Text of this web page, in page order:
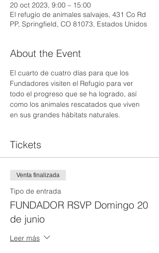
20 oct 2023, 9:00 – 15:00
El refugio de animales salvajes, 431 Co Rd
PP, Springfield, CO 81073, Estados Unidos
About the Event
El cuarto de cuatro días para que los
Fundadores visiten el Refugio para ver
todo el progreso que se ha logrado, así
como los animales rescatados que viven
en sus grandes hábitats naturales.
Tickets
Venta finalizada
Tipo de entrada
FUNDADOR RSVP Domingo 20
de junio
Leer más